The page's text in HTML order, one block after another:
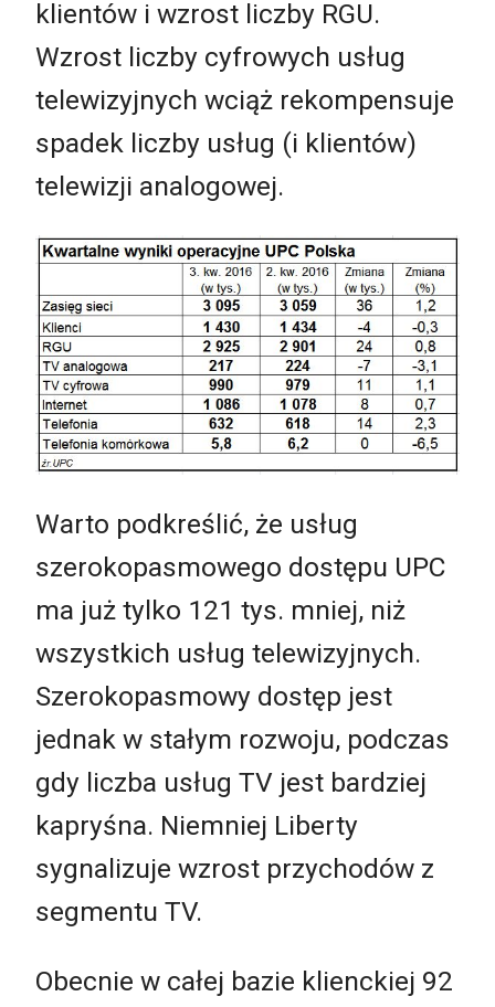
klientów i wzrost liczby RGU.
Wzrost liczby cyfrowych usług
telewizyjnych wciąż rekompensuje
spadek liczby usług (i klientów)
telewizji analogowej.
Warto podkreślić, że usług
szerokopasmowego dostępu UPC
ma już tylko 121 tys. mniej, niż
wszystkich usług telewizyjnych.
Szerokopasmowy dostęp jest
jednak w stałym rozwoju, podczas
gdy liczba usług TV jest bardziej
kapryśna. Niemniej Liberty
sygnalizuje wzrost przychodów z
segmentu TV.
Obecnie w całej bazie klienckiej 92